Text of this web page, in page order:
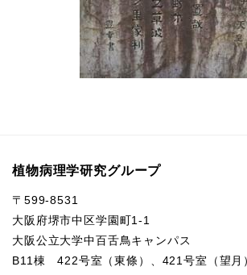
植物病理学研究グループ
〒599-8531
大阪府堺市中区学園町1-1
大阪公立大学中百舌鳥キャンパス
B11棟 422号室（東條）、421号室（望月